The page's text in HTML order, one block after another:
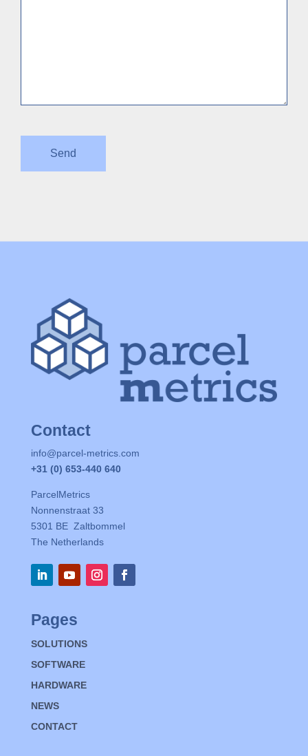
Contact
info@parcel-metrics.com
+31 (0) 653-440 640
ParcelMetrics
Nonnenstraat 33
5301 BE Zaltbommel
The Netherlands
Pages
SOLUTIONS
SOFTWARE
HARDWARE
NEWS
CONTACT